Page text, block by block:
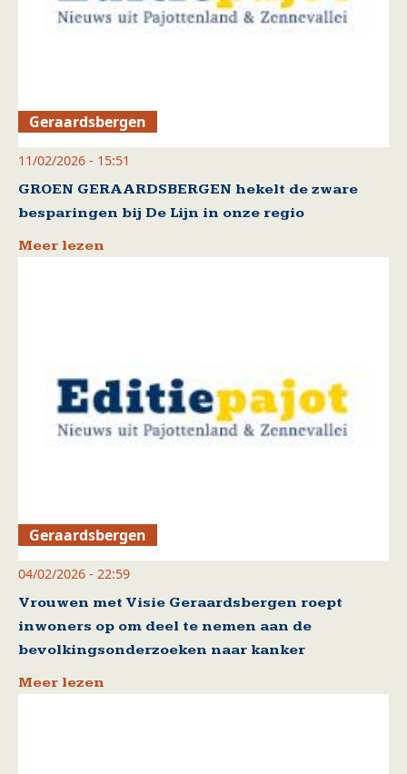
Geraardsbergen
11/02/2026 - 15:51
GROEN GERAARDSBERGEN hekelt de zware
besparingen bij De Lijn in onze regio
Meer lezen
Geraardsbergen
04/02/2026 - 22:59
Vrouwen met Visie Geraardsbergen roept
inwoners op om deel te nemen aan de
bevolkingsonderzoeken naar kanker
Meer lezen